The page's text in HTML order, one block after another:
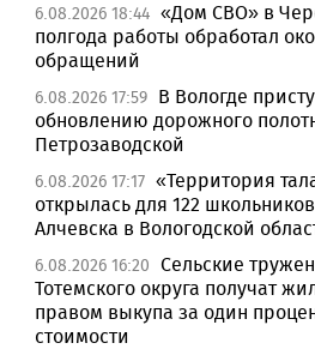
6.08.2026 18:44 «Дом СВО» в
полгода работы обработал
обращений
6.08.2026 17:59 В Вологде
обновлению дорожного
Петрозаводской
6.08.2026 17:17 «Территория
открылась для 122
Алчевска в Вологодской
6.08.2026 16:20 Сельские
Тотемского округа получат
правом выкупа за один
стоимости